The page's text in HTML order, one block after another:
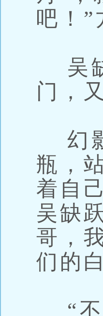
吧！
吴
门，
幻
瓶，
着自
吴缺
哥，
们的
“不